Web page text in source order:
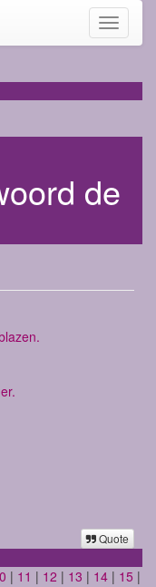
Toggle
de
Quote
| 11 | 12 | 13 | 14 | 15 |